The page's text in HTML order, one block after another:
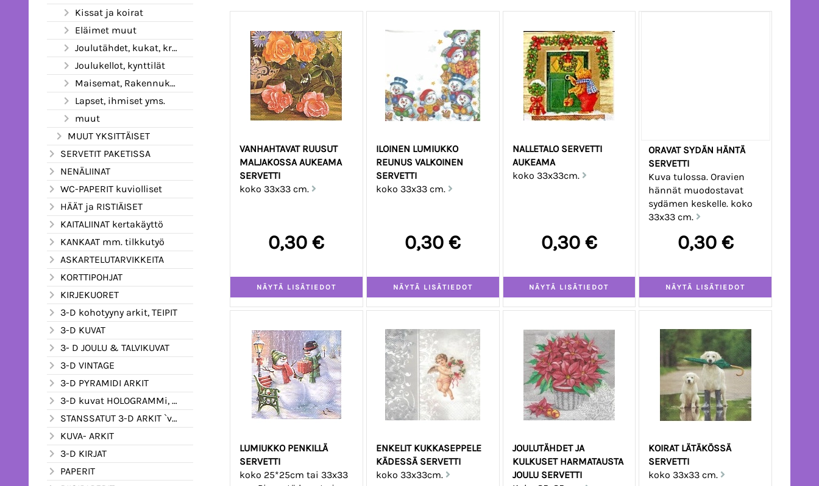
Kissat ja koirat
Eläimet muut
Joulutähdet, kukat, kranssit
Joulukellot, kynttilät
Maisemat, Rakennukset
Lapset, ihmiset yms.
muut
MUUT YKSITTÄISET
SERVETIT PAKETISSA
NENÄLIINAT
WC-PAPERIT kuviolliset
HÄÄT ja RISTIÄISET
KAITALIINAT kertakäyttö
KANKAAT mm. tilkkutyö
ASKARTELUTARVIKKEITA
KORTTIPOHJAT
KIRJEKUORET
3-D kohotyyny arkit, TEIPIT
3-D KUVAT
3- D JOULU & TALVIKUVAT
3-D VINTAGE
3-D PYRAMIDI ARKIT
3-D kuvat HOLOGRAMMi, kimalle ym.
STANSSATUT 3-D ARKIT `valmiiksi leikatut
KUVA- ARKIT
3-D KIRJAT
PAPERIT
VANHAHTAVAT RUUSUT
MALJAKOSSA AUKEAMA
SERVETTI
koko 33x33 cm.
0,30 €
ILOINEN LUMIUKKO
REUNUS VALKOINEN
SERVETTI
koko 33x33 cm.
0,30 €
NALLETALO SERVETTI
AUKEAMA
koko 33x33cm.
0,30 €
ORAVAT SYDÄN HÄNTÄ
SERVETTI
Kuva tulossa. Oravien
hännät muodostavat
sydämen keskelle. koko
33x33 cm.
0,30 €
LUMIUKKO PENKILLÄ
SERVETTI
koko 25*25cm tai 33x33
ENKELIT KUKKASEPPELE
KÄDESSÄ SERVETTI
koko 33x33cm.
JOULUTÄHDET JA
KULKUSET HARMATAUSTA
JOULU SERVETTI
KOIRAT LÄTÄKÖSSÄ
SERVETTI
koko 33x33 cm.